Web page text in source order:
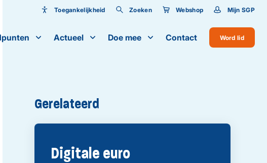
Toegankelijkheid Zoeken Webshop Mijn SGP
Word lid
Actueel Doe mee Contact
Gerelateerd
Digitale euro